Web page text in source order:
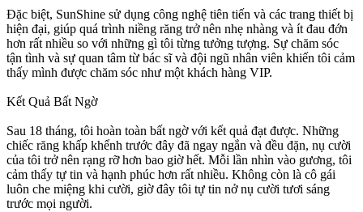
Đặc biệt, SunShine sử dụng công nghệ tiên tiến và các trang thiết bị
hiện đại, giúp quá trình niềng răng trở nên nhẹ nhàng và ít đau đớn
hơn rất nhiều so với những gì tôi từng tưởng tượng. Sự chăm sóc
tận tình và sự quan tâm từ bác sĩ và đội ngũ nhân viên khiến tôi cảm
thấy mình được chăm sóc như một khách hàng VIP.
Kết Quả Bất Ngờ
Sau 18 tháng, tôi hoàn toàn bất ngờ với kết quả đạt được. Những
chiếc răng khấp khểnh trước đây đã ngay ngắn và đều đặn, nụ cười
của tôi trở nên rạng rỡ hơn bao giờ hết. Mỗi lần nhìn vào gương, tôi
cảm thấy tự tin và hạnh phúc hơn rất nhiều. Không còn là cô gái
luôn che miệng khi cười, giờ đây tôi tự tin nở nụ cười tươi sáng
trước mọi người.